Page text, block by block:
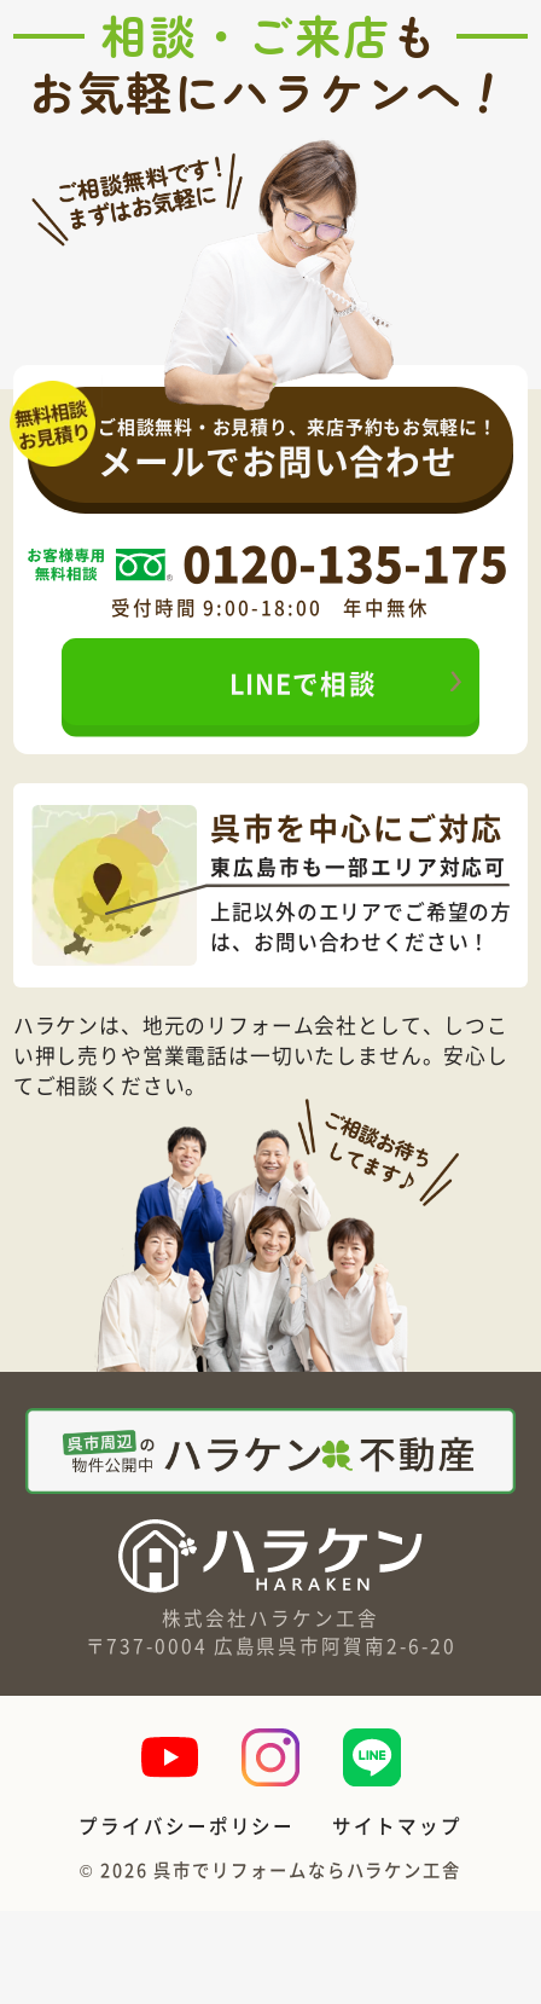
相談・ご来店も
お気軽にハラケンへ！
ご相談無料・お見積り、来店予約もお気軽に！
メールでお問い合わせ
0120-135-175
受付時間 9:00-18:00 年中無休
LINEで相談
呉市を中心にご対応
東広島市も一部エリア対応可
上記以外のエリアでご希望の方
は、 お問い合わせください！
ハラケンは、地元のリフォーム会社として、しつこ
い押し売りや営業電話は一切いたしません。安心し
てご相談ください。
株式会社ハラケン工舎
〒737-0004 広島県呉市阿賀南2-6-20
プライバシーポリシー サイトマップ
© 2026呉市でリフォームならハラケン工舎